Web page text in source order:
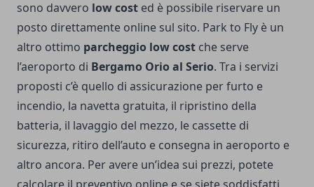
sono davvero low cost ed è possibile riservare un
posto direttamente online sul sito. Park to Fly è un
altro ottimo parcheggio low cost che serve
l’aeroporto di Bergamo Orio al Serio. Tra i servizi
proposti c’è quello di assicurazione per furto e
incendio, la navetta gratuita, il ripristino della
batteria, il lavaggio del mezzo, le cassette di
sicurezza, ritiro dell’auto e consegna in aeroporto e
altro ancora. Per avere un’idea sui prezzi, potete